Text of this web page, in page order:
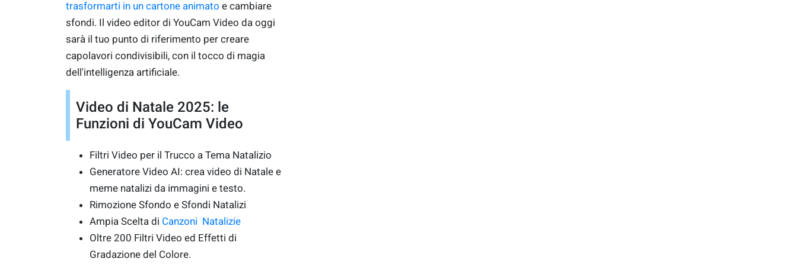
trasformarti in un cartone animato e cambiare
sfondi. Il video editor di YouCam Video da oggi
sarà il tuo punto di riferimento per creare
capolavori condivisibili, con il tocco di magia
dell'intelligenza artificiale.
Video di Natale 2025: le
Funzioni di YouCam Video
Filtri Video per il Trucco a Tema Natalizio
Generatore Video AI: crea video di Natale e
meme natalizi da immagini e testo.
Rimozione Sfondo e Sfondi Natalizi
Ampia Scelta di Canzoni Natalizie
Oltre 200 Filtri Video ed Effetti di
Gradazione del Colore.